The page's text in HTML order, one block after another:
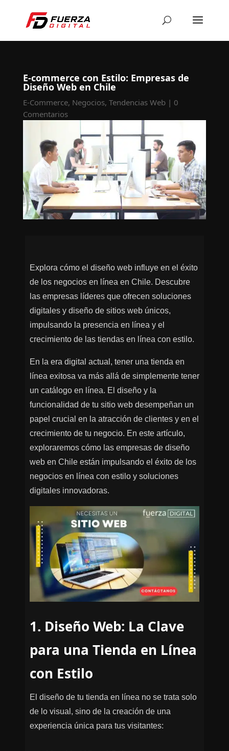
E-commerce con Estilo: Empresas de
Diseño Web en Chile
E-Commerce, Negocios, Tendencias Web| 0
Comentarios
Explora cómo el diseño web influye en el éxito
de los negocios en línea en Chile. Descubre
las empresas líderes que ofrecen soluciones
digitales y diseño de sitios web únicos,
impulsando la presencia en línea y el
crecimiento de las tiendas en línea con estilo.
En la era digital actual, tener una tienda en
línea exitosa va más allá de simplemente tener
un catálogo en línea. El diseño y la
funcionalidad de tu sitio web desempeñan un
papel crucial en la atracción de clientes y en el
crecimiento de tu negocio. En este artículo,
exploraremos cómo las empresas de diseño
web en Chile están impulsando el éxito de los
negocios en línea con estilo y soluciones
digitales innovadoras.
1. Diseño Web: La Clave
para una Tienda en Línea
con Estilo
El diseño de tu tienda en línea no se trata solo
de lo visual, sino de la creación de una
experiencia única para tus visitantes: